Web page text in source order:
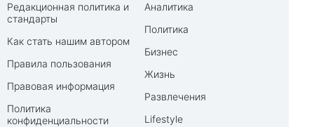
Редакционная политика и
стандарты
Как стать нашим автором
Правила пользования
Правовая информация
Политика
конфиденциальности
Аналитика
Политика
Бизнес
Жизнь
Развлечения
Lifestyle